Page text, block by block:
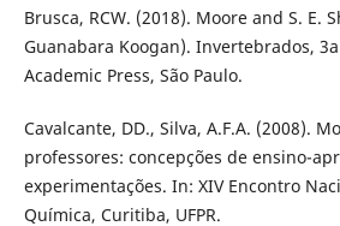
Brusca, RCW. (2018). Moore and S. E.
Guanabara Koogan). Invertebrados,
Academic Press, São Paulo.
Cavalcante, DD., Silva, A.F.A. (2008).
professores: concepções de ensino-
experimentações. In: XIV Encontro
Química, Curitiba, UFPR.